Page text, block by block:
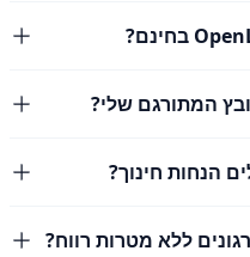
המתורגם שלי?
הנחות חינוך?
ללא מטרות רווח?